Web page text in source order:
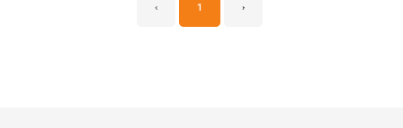
‹ 1 ›